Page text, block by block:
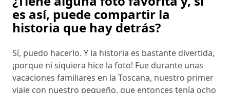
es así, puede compartir la
historia que hay detrás?
Sí, puedo hacerlo. Y la historia es bastante divertida,
¡porque ni siquiera hice la foto! Fue durante unas
vacaciones familiares en la Toscana, nuestro primer
viaje con nuestro pequeño, que entonces tenía ocho